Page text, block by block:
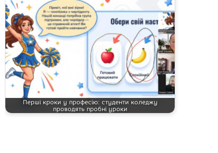
Перші кроки у професію: студенти коледжу
проводять пробні уроки